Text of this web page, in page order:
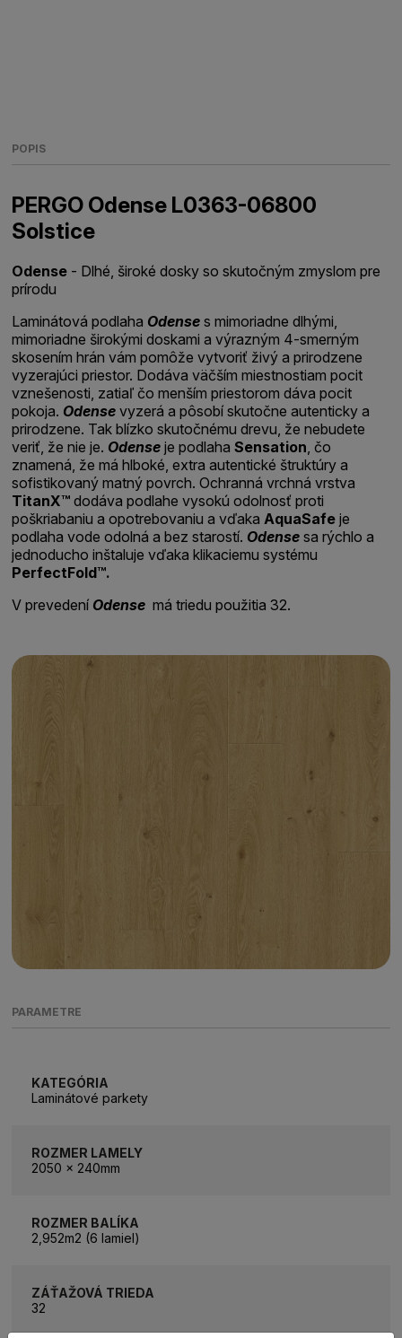
POPIS
PERGO Odense L0363-06800
Solstice
Odense - Dlhé, široké dosky so skutočným zmyslom pre
prírodu
Laminátová podlaha Odense s mimoriadne dlhými,
mimoriadne širokými doskami a výrazným 4-smerným
skosením hrán vám pomôže vytvoriť živý a prirodzene
vyzerajúci priestor. Dodáva väčším miestnostiam pocit
vznešenosti, zatiaľ čo menším priestorom dáva pocit
pokoja. Odense vyzerá a pôsobí skutočne autenticky a
prirodzene. Tak blízko skutočnému drevu, že nebudete
veriť, že nie je. Odense je podlahaSensation , čo
znamená, že má hlboké, extra autentické štruktúry a
sofistikovaný matný povrch. Ochranná vrchná vrstva
TitanX™ dodáva podlahe vysokú odolnosť proti
poškriabaniu a opotrebovaniu a vďaka AquaSafe je
podlaha vode odolná a bez starostí. Odense sa rýchlo a
jednoducho inštaluje vďaka klikaciemu systému
PerfectFold™.
V prevedení Odense má triedu použitia 32.
PARAMETRE
KATEGÓRIA
Laminátové parkety
ROZMER LAMELY
2050 x 240mm
ROZMER BALÍKA
2,952m2 (6 lamiel)
ZÁŤAŽOVÁ TRIEDA
32